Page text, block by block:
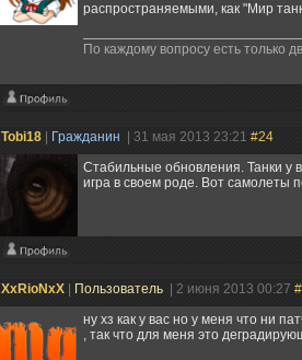
распространяемыми, как "Мир
По каждому вопросу есть только
Tobi18 Гражданин | 31 мая 2013 23:21 #24
Стабильные обновления. Танки у
игра в своем роде. Вот самолеты
XxRioNxX Пользователь | 2 июня 2013 00:27
ну хз как у вас но у меня что ни
, так что для меня это